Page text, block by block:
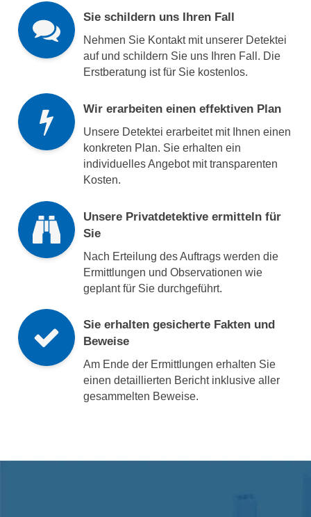
Sie schildern uns Ihren Fall
Nehmen Sie Kontakt mit unserer Detektei
auf und schildern Sie uns Ihren Fall. Die
Erstberatung ist für Sie kostenlos.
Wir erarbeiten einen effektiven Plan
Unsere Detektei erarbeitet mit Ihnen einen
konkreten Plan. Sie erhalten ein
individuelles Angebot mit transparenten
Kosten.
Unsere Privatdetektive ermitteln für
Sie
Nach Erteilung des Auftrags werden die
Ermittlungen und Observationen wie
geplant für Sie durchgeführt.
Sie erhalten gesicherte Fakten und
Beweise
Am Ende der Ermittlungen erhalten Sie
einen detaillierten Bericht inklusive aller
gesammelten Beweise.